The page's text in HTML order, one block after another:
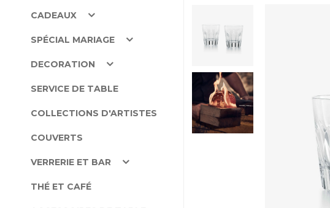
CADEAUX
SPÉCIAL MARIAGE
DECORATION
SERVICE DE TABLE
COLLECTIONS D'ARTISTES
COUVERTS
VERRERIE ET BAR
THÉ ET CAFÉ